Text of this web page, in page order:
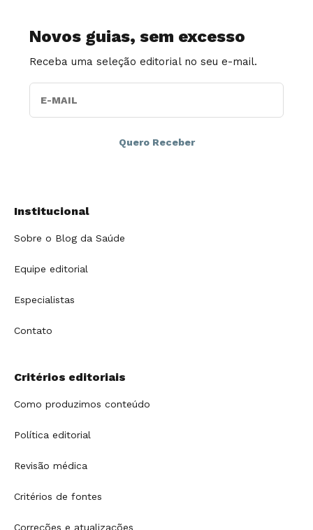
Novos guias, sem excesso
Receba uma seleção editorial no seu e-mail.
Institucional
Sobre o Blog da Saúde
Equipe editorial
Especialistas
Contato
Critérios editoriais
Como produzimos conteúdo
Política editorial
Revisão médica
Critérios de fontes
Correções e atualizações